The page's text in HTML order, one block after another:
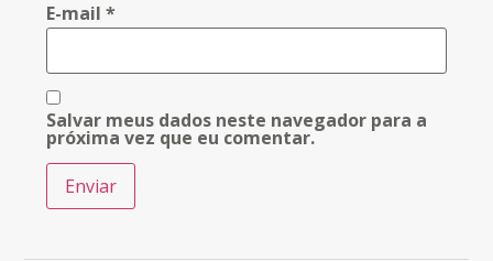
E-mail*
Salvar meus dados neste navegador para a
próxima vez que eu comentar.